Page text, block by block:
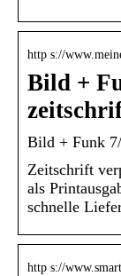
http s://
Bild +
Bild + Funk
Zeitschrift
als
schnelle
http s://